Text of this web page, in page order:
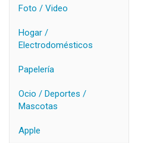
Foto / Video
Hogar /
Electrodomésticos
Papelería
Ocio / Deportes /
Mascotas
Apple